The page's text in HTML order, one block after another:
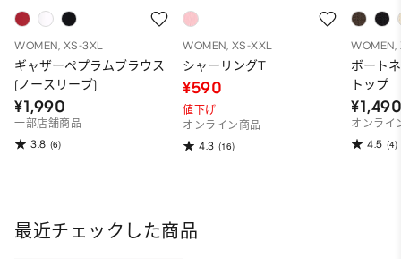
WOMEN, XS-3XL
ギャザーペプラムブラウス
(ノースリーブ)
¥1,990
一部店舗商品
3.8 (6)
WOMEN, XS-XXL
シャーリングT
¥590
値下げ
オンライン商品
4.3 (16)
WOMEN,
ボート
トップ
オンライ
4.5 (4)
最近チェックした商品